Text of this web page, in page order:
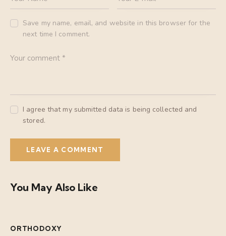
Save my name, email, and website in this browser for the
next time I comment.
I agree that my submitted data is being collected and
stored.
You May Also Like
ORTHODOXY